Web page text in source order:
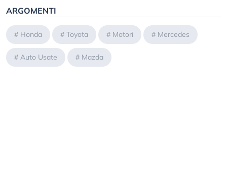
ARGOMENTI
# Honda # Toyota # Motori # Mercedes
# Auto Usate # Mazda